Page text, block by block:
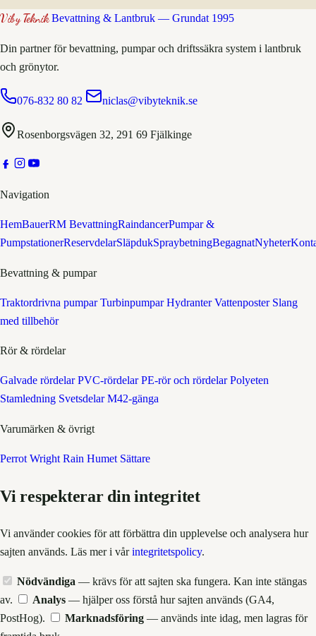
Viby TeknikBevattning & Lantbruk — Grundat 1995
Din partner för bevattning, pumpar och driftssäkra system i lantbruk
och grönytor.
076-832 80 82 niclas@vibyteknik.se
Rosenborgsvägen 32, 291 69 Fjälkinge
Navigation
HemBauerRM BevattningRaindancerPumpar &
PumpstationerReservdelarSläpdukSpraybetningBegagnatNyheter
Bevattning & pumpar
Traktordrivna pumpar Turbinpumpar Hydranter Vattenposter Slang
med tillbehör
Rör & rördelar
Galvade rördelar PVC-rördelar PE-rör och rördelar Polyeten
Stamledning Svetsdelar M42-gänga
Varumärken & övrigt
Perrot Wright Rain Humet Sättare
Vi respekterar din integritet
Vi använder cookies för att förbättra din upplevelse och analysera hur
sajten används. Läs mer i vårintegritetspolicy.
Nödvändiga — krävs för att sajten ska fungera. Kan inte stängas
av.
Analys — hjälper oss förstå hur sajten används (GA4,
PostHog).
Marknadsföring — används inte idag, men lagras för